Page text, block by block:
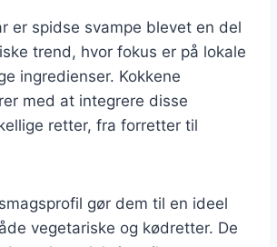
er spidse svampe blevet en del
trend, hvor fokus er på lokale
ingredienser. Kokkene
med at integrere disse
retter, fra forretter til
gør dem til en ideel
vegetariske og kødretter. De